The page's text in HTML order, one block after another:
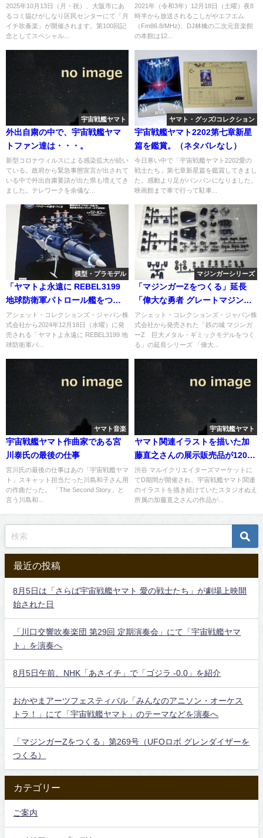
て「組曲 宇宙戦艦ヤマト」が演
奏へ
2025年10月13日（月・祝）、大阪市にあ
るコミ協ひがしなり区民センターにて「月
イチ吹奏楽」が開催されます。第100回記
念としてスペシャル...
2021年（令和3年）12月18日（土曜）夜8
時半から放送されるこしがやエフエム
（Fm86.8/MHz)、DJ林檎の二次元音楽館
の本館は12...
宇宙戦艦ヤマト
外出自粛の中で、宇宙戦艦ヤマ
トファン達は・・・。
新型コロナウィルスによる感染拡大が続い
ている。政府から緊急事態宣言が出されて
いる中で外出自粛要請が出た県も増えてき
ました。テレワークを余儀な...
ヤマト・グッズ/コレクション
宇宙戦艦ヤマト2202第七章新星
篇を鑑賞。（ネタバレなし）
今日寒い中で「宇宙戦艦ヤマト2202愛の
戦士たち」第七章新星篇を鑑賞してきまし
た。感動より足がパンパンになりました。
映画館まで車で行って駐車...
模型・プラモデル
「ヤマトよ永遠に REBEL3199
地球防衛軍パトロール艦をつく
る」（宇宙戦艦ヤマト2202をつ
くる 第288号）第38号
アシェット・コレクションズ・ジャパン株
式会社から2024年12月18日（水曜）に発
売される「ヤマトよ永遠に REBEL3199 地
球防衛軍パ...
マジンガーシリーズ
「マジンガーZをつくる」延長
「偉大な勇者 グレートマジンガ
ー」プレミアム特典：2（可動指
ハンド 左）
アシェット・コレクションズ・ジャパン株
式会社から発売された「鉄の城 マジンガ
ーZ 巨大メタル・ギミックモデルをつく
る」の延長シリーズ 「偉大...
ヤマト音楽
宇宙戦艦ヤマト作曲家である宮
川泰氏の最後の仕事
宮川氏の最後の仕事はあの「宇宙戦艦ヤマ
ト」スキャット担当だった川島和子さん用
の作曲だった。 「The Second Story」と
言う川島和...
宇宙戦艦ヤマト
ヤマト関連イラストを描いた加
藤直之さんの展示販売品が120万
円！
渋谷 マルイクリエイターズマーケットに
てD期間が開催され、宇宙戦艦ヤマト関連
のイラストを描き続けていたスタジオぬえ
所属の加藤直之さんの作品が...
最近の投稿
8月5日は「さらば宇宙戦艦ヤマト 愛の戦士たち」が劇場上映開
始された日
「川口交響吹奏楽団 第29回 定期演奏会」にて「宇宙戦艦ヤマ
ト」を演奏へ
8月5日午前、NHK「あさイチ」で「ゴジラ -0.0」を紹介
おかやまアーツフェスティバル「みんなのアニソン・オーケス
トラ！」にて「宇宙戦艦ヤマト」のテーマなどを演奏へ
「マジンガーZをつくる」第269号（UFOロボ グレンダイザーを
つくる）
カテゴリー
ご案内